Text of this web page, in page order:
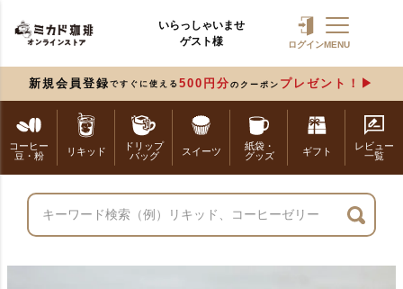
いらっしゃいませ
ゲスト様
ログインMENU
新規会員登録 ですぐに使える 500円分 のクーポン プレゼント！
コーヒー
豆・粉
リキッド
ドリップ
バッグ
スイーツ
紙袋・
グッズ
ギフト
レビュー
一覧